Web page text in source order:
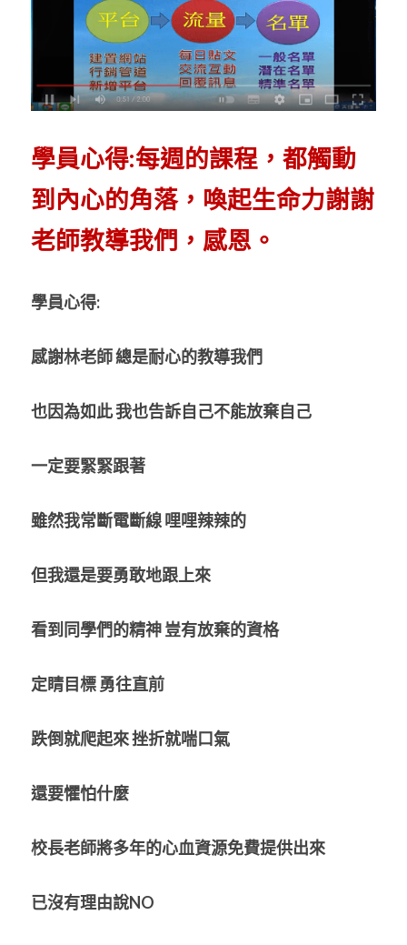
學員心得:每週的課程，都觸動
到內心的角落，喚起生命力謝謝
老師教導我們，感恩。
學員心得:
感謝林老師總是耐心的教導我們
也因為如此我也告訴自己不能放棄自己
一定要緊緊跟著
雖然我常斷電斷線哩哩辣辣的
但我還是要勇敢地跟上來
看到同學們的精神豈有放棄的資格
定睛目標 勇往直前
跌倒就爬起來挫折就喘口氣
還要懼怕什麼
校長老師將多年的心血資源免費提供出來
已沒有理由說NO